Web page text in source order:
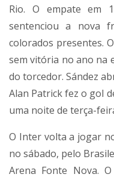
Rio. O empate em
sentenciou a nova
colorados presentes.
sem vitória no ano na
do torcedor. Sández
Alan Patrick fez o gol
uma noite de terça-
O Inter volta a jogar
no sábado, pelo
Arena Fonte Nova.